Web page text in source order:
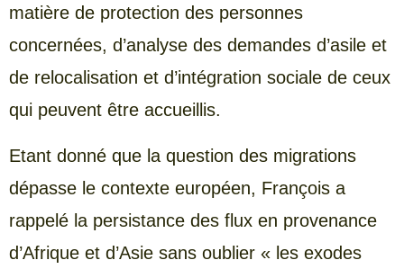
matière de protection des personnes
concernées, d’analyse des demandes d’asile et
de relocalisation et d’intégration sociale de ceux
qui peuvent être accueillis.
Etant donné que la question des migrations
dépasse le contexte européen, François a
rappelé la persistance des flux en provenance
d’Afrique et d’Asie sans oublier « les exodes